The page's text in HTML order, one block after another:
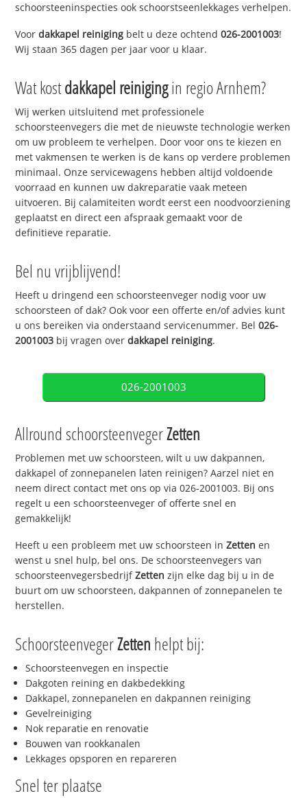
schoorsteeninspecties ook schoorstseenlekkages verhelpen.
Voordakkapel reiniging belt u deze ochtend026-2001003!
Wij staan 365 dagen per jaar voor u klaar.
Wat kostdakkapel reinigingin regio Arnhem?
Wij werken uitsluitend met professionele
schoorsteenvegers die met de nieuwste technologie werken
om uw probleem te verhelpen. Door voor ons te kiezen en
met vakmensen te werken is de kans op verdere problemen
minimaal. Onze servicewagens hebben altijd voldoende
voorraad en kunnen uw dakreparatie vaak meteen
uitvoeren. Bij calamiteiten wordt eerst een noodvoorziening
geplaatst en direct een afspraak gemaakt voor de
definitieve reparatie.
Bel nu vrijblijvend!
Heeft u dringend een schoorsteenveger nodig voor uw
schoorsteen of dak? Ook voor een offerte en/of advies kunt
u ons bereiken via onderstaand servicenummer. Bel026-
2001003 bij vragen overdakkapel reiniging.
026-2001003
Allround schoorsteenvegerZetten
Problemen met uw schoorsteen, wilt u uw dakpannen,
dakkapel of zonnepanelen laten reinigen? Aarzel niet en
neem direct contact met ons op via 026-2001003. Bij ons
regelt u een schoorsteenveger of offerte snel en
gemakkelijk!
Heeft u een probleem met uw schoorsteen inZetten en
wenst u snel hulp, bel ons. De schoorsteenvegers van
schoorsteenvegersbedrijfZetten zijn elke dag bij u in de
buurt om uw schoorsteen, dakpannen of zonnepanelen te
herstellen.
SchoorsteenvegerZetten helpt bij:
Schoorsteenvegen en inspectie
Dakgoten reining en dakbedekking
Dakkapel, zonnepanelen en dakpannen reiniging
Gevelreiniging
Nok reparatie en renovatie
Bouwen van rookkanalen
Lekkages opsporen en repareren
Snel ter plaatse